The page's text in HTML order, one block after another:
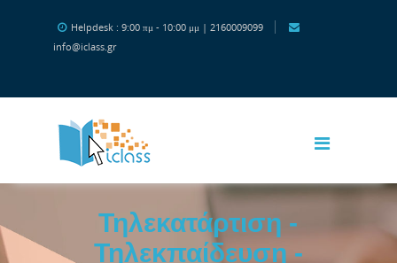
Helpdesk : 9:00 πμ - 10:00 μμ | 2160009099
info@iclass.gr
Τηλεκατάρτιση -
Τηλεκπαίδευση -